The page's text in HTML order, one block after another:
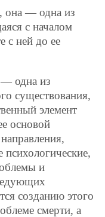
она — одна из
с началом
с ней до ее
— одна из
существования,
элемент
основой
и
созданию этого
смерти, а